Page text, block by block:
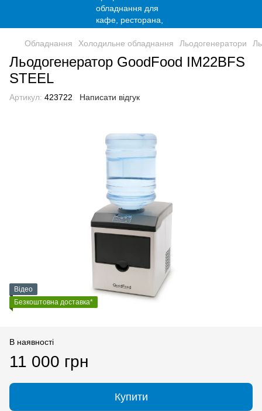
Обладнання Холодильне обладнання Льодогенератори
Льодогенератор GoodFood IM22BFS
STEEL
Артикул: 423722 Написати відгук
Відео
Безкоштовна доставка*
В наявності
11 000 грн
Купити